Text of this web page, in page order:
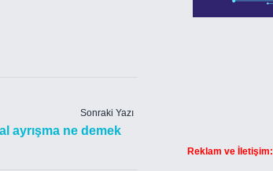
Sonraki Yazı
ayrışma ne demek
Reklam ve İletişim: